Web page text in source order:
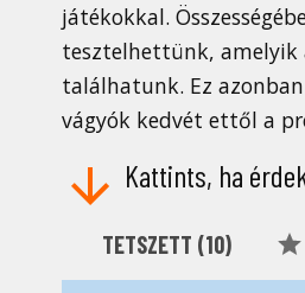
játékokkal.
tesztelhettünk,
találhatunk. Ez
vágyók kedvét ettől a
Kattints, ha
TETSZETT (10)